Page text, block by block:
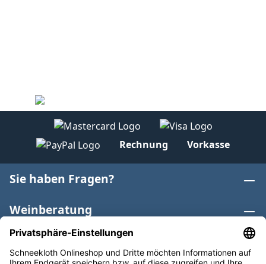
Rechnung Vorkasse
Sie haben Fragen?
Weinberatung
Informationen